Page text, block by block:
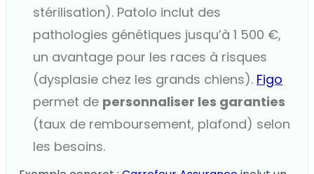
stérilisation). Patolo inclut des
pathologies génétiques jusqu’à 1 500 €,
un avantage pour les races à risques
(dysplasie chez les grands chiens). Figo
permet de personnaliser les garanties
(taux de remboursement, plafond) selon
les besoins.